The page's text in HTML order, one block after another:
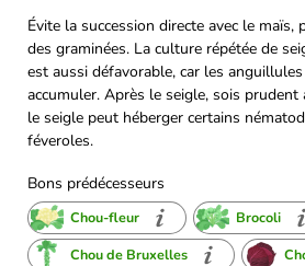
Évite la succession directe avec le
des graminées. La culture répétée de
est aussi défavorable, car les
accumuler. Après le seigle, sois prudent
le seigle peut héberger certains
féveroles.
Bons prédécesseurs
Chou-fleur
Brocoli
Chou de Bruxelles